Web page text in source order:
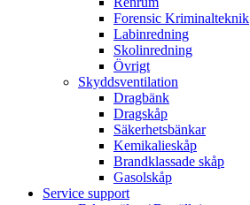
Forensic Kriminalteknik
Labinredning
Skolinredning
Övrigt
Skyddsventilation
Dragbänk
Dragskåp
Säkerhetsbänkar
Kemikalieskåp
Brandklassade skåp
Gasolskåp
Service support